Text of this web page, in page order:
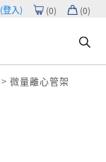
(登入) (0) (0)
微量離心管架